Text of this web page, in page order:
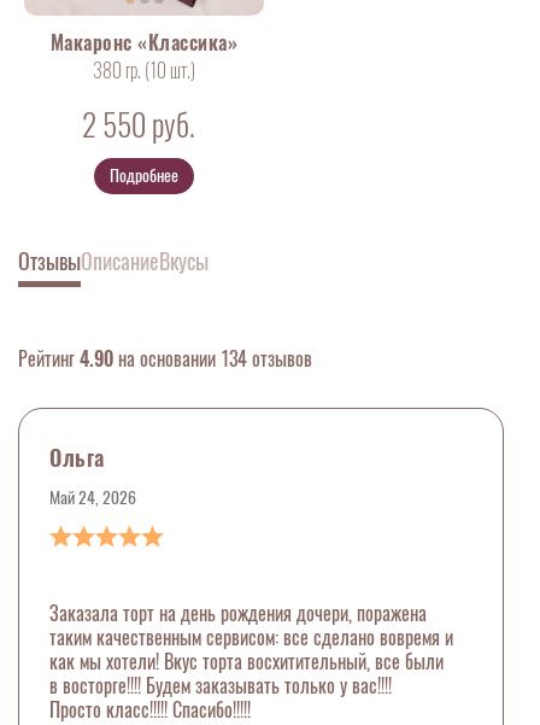
Макаронс «Классика»
380 гр. (10 шт.)
2 550 руб.
Подробнее
ОтзывыОписаниеВкусы
Рейтинг4.90 на основании 134 отзывов
Ольга
Май 24, 2026
Заказала торт на день рождения дочери, поражена
таким качественным сервисом: все сделано вовремя и
как мы хотели! Вкус торта восхитительный, все были
в восторге!!!! Будем заказывать только у вас!!!!
Просто класс!!!!! Спасибо!!!!!